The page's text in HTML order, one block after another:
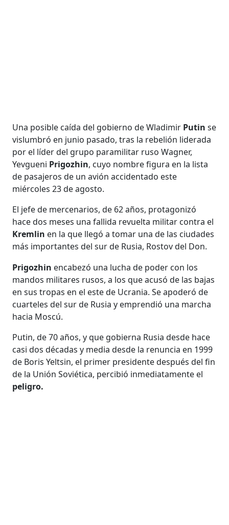
Una posible caída del gobierno de Wladimir Putin se
vislumbró en junio pasado, tras la rebelión liderada
por el líder del grupo paramilitar ruso Wagner,
Yevgueni Prigozhin, cuyo nombre figura en la lista
de pasajeros de un avión accidentado este
miércoles 23 de agosto.
El jefe de mercenarios, de 62 años, protagonizó
hace dos meses una fallida revuelta militar contra el
Kremlin en la que llegó a tomar una de las ciudades
más importantes del sur de Rusia, Rostov del Don.
Prigozhin encabezó una lucha de poder con los
mandos militares rusos, a los que acusó de las bajas
en sus tropas en el este de Ucrania. Se apoderó de
cuarteles del sur de Rusia y emprendió una marcha
hacia Moscú.
Putin, de 70 años, y que gobierna Rusia desde hace
casi dos décadas y media desde la renuncia en 1999
de Boris Yeltsin, el primer presidente después del fin
de la Unión Soviética, percibió inmediatamente el
peligro.